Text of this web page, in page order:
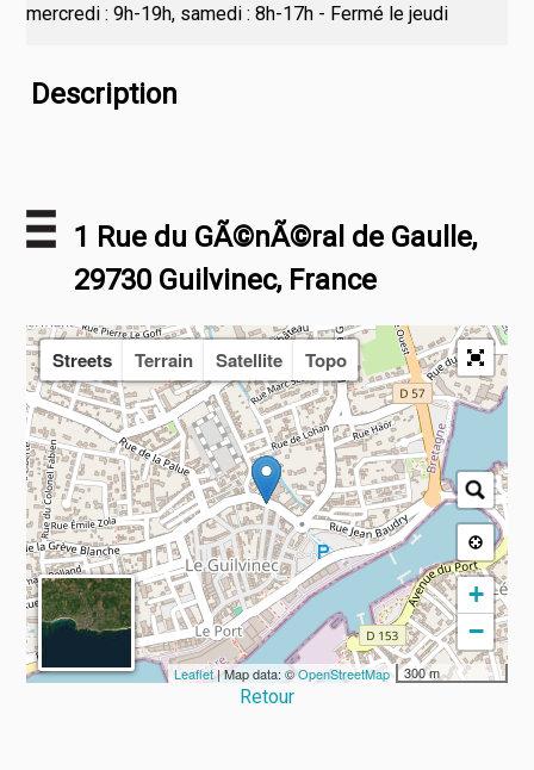
mercredi : 9h-19h, samedi : 8h-17h - Fermé le jeudi
Description
1 Rue du GÃ©nÃ©ral de Gaulle,
29730 Guilvinec, France
Streets Terrain Satellite Topo
+
−
300 m
Leaflet| Map data: ©OpenStreetMap
Retour